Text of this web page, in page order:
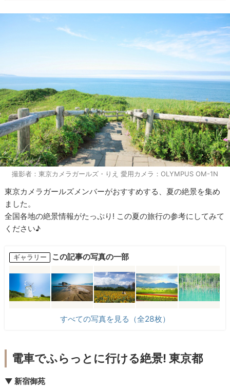
撮影者：東京カメラガールズ・りえ 愛用カメラ：OLYMPUS OM-1N
東京カメラガールズメンバーがおすすめする、夏の絶景を集め
ました。
全国各地の絶景情報がたっぷり! この夏の旅行の参考にしてみて
ください♪
ギャラリー この記事の写真の一部
すべての写真を見る（全28枚）
電車でふらっとに行ける絶景! 東京都
▼ 新宿御苑